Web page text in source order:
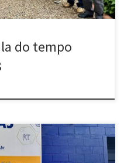
do tempo